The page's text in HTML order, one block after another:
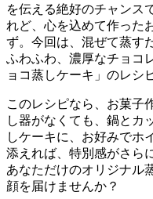
を伝える絶好のチャンス
れど、心を込めて作った
ず。今回は、混ぜて蒸す
ふわふわ、濃厚なチョコ
ョコ蒸しケーキ」のレシ
このレシピなら、お菓子
し器がなくても、鍋とカ
しケーキに、お好みでホ
添えれば、特別感がさら
あなただけのオリジナル
顔を届けませんか？